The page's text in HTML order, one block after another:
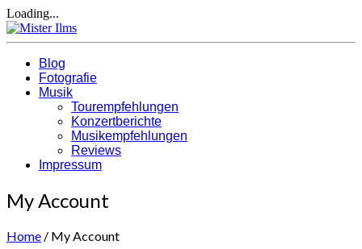
Loading...
Blog
Fotografie
Musik
Tourempfehlungen
Konzertberichte
Musikempfehlungen
Reviews
Impressum
My Account
Home / My Account